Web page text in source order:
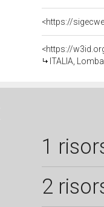
<https://
<https://
ITALIA,
1
2